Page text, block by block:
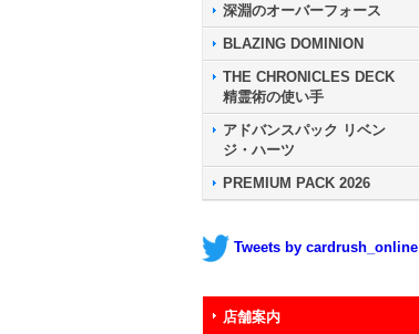
深淵のオーバーフォース
BLAZING DOMINION
THE CHRONICLES DECK
精霊術の使い手
アドバンスパック リベン
ジ・ハーツ
PREMIUM PACK 2026
Tweets by cardrush_online
店舗案内